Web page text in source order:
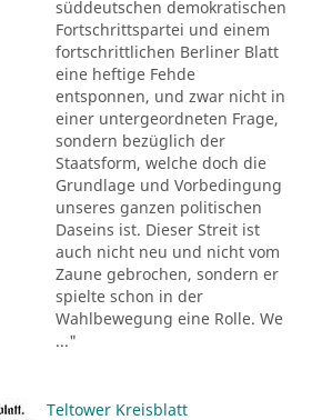
süddeutschen demokratischen
Fortschrittspartei und einem
fortschrittlichen Berliner Blatt
eine heftige Fehde
entsponnen, und zwar nicht in
einer untergeordneten Frage,
sondern bezüglich der
Staatsform, welche doch die
Grundlage und Vorbedingung
unseres ganzen politischen
Daseins ist. Dieser Streit ist
auch nicht neu und nicht vom
Zaune gebrochen, sondern er
spielte schon in der
Wahlbewegung eine Rolle. We
..."
Teltower Kreisblatt